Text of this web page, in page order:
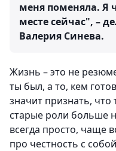
меня поменяла. Я
месте сейчас", –
Валерия Синева.
Жизнь – это не
ты был, а то, кем
значит признать,
старые роли больше
всегда просто, чаще
про честность с